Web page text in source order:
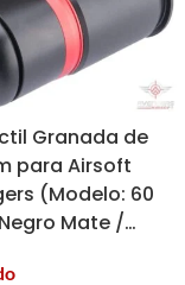
Granada de
para Airsoft
(Modelo: 60
Mate /